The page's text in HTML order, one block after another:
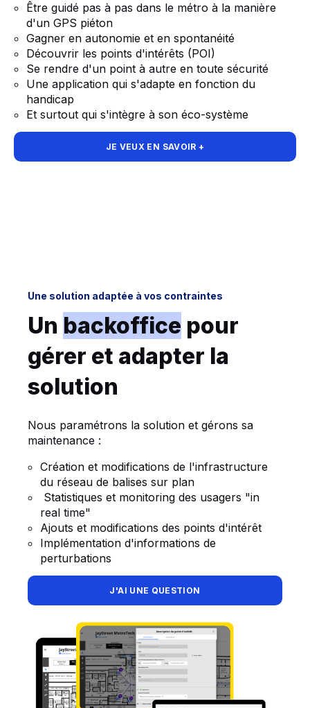
Être guidé pas à pas dans le métro à la manière
d'un GPS piéton
Gagner en autonomie et en spontanéité
Découvrir les points d'intérêts (POI)
Se rendre d'un point à autre en toute sécurité
Une application qui s'adapte en fonction du
handicap
Et surtout qui s'intègre à son éco-système
JE VEUX EN SAVOIR +
Une solution adaptée à vos contraintes
Un backoffice pour
gérer et adapter la
solution
Nous paramétrons la solution et gérons sa
maintenance :
Création et modifications de l'infrastructure
du réseau de balises sur plan
Statistiques et monitoring des usagers "in
real time"
Ajouts et modifications des points d'intérêt
Implémentation d'informations de
perturbations
J'AI UNE QUESTION